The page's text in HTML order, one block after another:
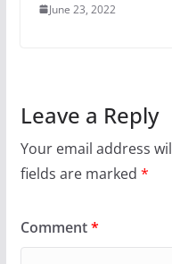
June 23, 2022
Leave a Reply
Your email address
fields are marked *
Comment*